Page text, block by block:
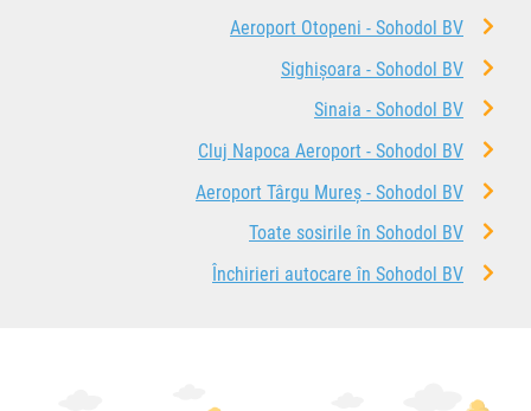
Aeroport Otopeni - Sohodol BV
Sighișoara - Sohodol BV
Sinaia - Sohodol BV
Cluj Napoca Aeroport - Sohodol BV
Aeroport Târgu Mureș - Sohodol BV
Toate sosirile în Sohodol BV
Închirieri autocare în Sohodol BV